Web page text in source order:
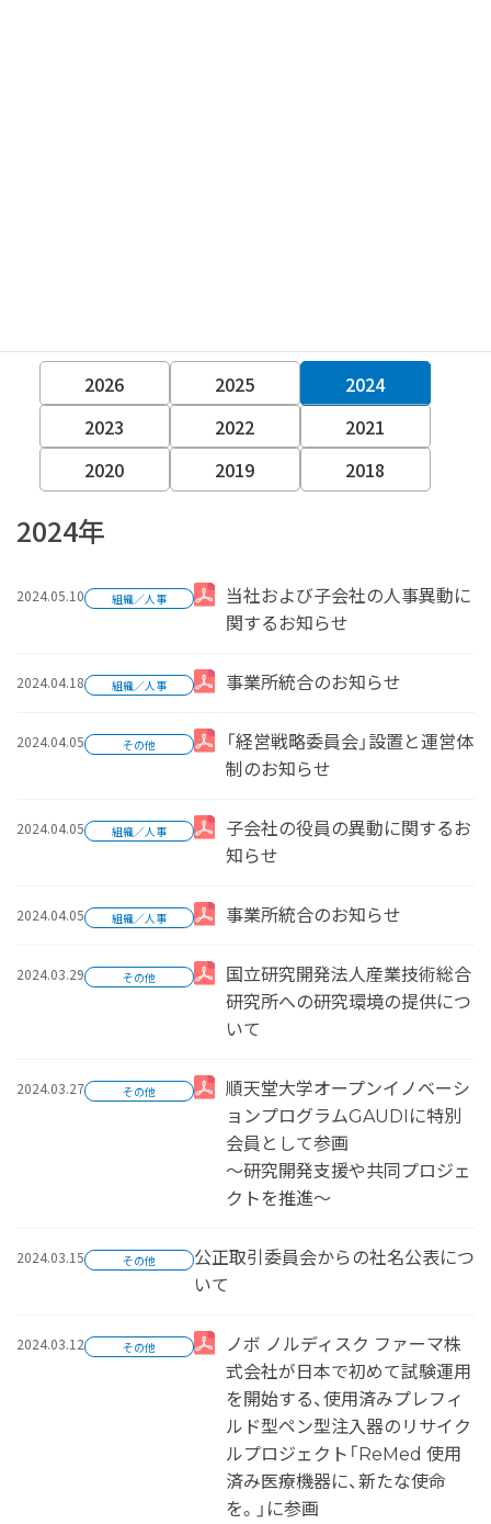
2026 2025
2024
2023
2022
2021
2020
2019 2018
2024年
2024.05.10 組織／人事
当社および子会社の人事異動に
関するお知らせ
2024.04.18 組織／人事 事業所統合のお知らせ
2024.04.05 その他
「経営戦略委員会」設置と運営体
制のお知らせ
2024.04.05 組織／人事
子会社の役員の異動に関するお
知らせ
2024.04.05 組織／人事 事業所統合のお知らせ
2024.03.29 その他
国立研究開発法人産業技術総合
研究所への研究環境の提供につ
いて
2024.03.27 その他
順天堂大学オープンイノベーシ
ョンプログラムGAUDIに特別
会員として参画
～研究開発支援や共同プロジェ
クトを推進～
2024.03.15 その他
公正取引委員会からの社名公表につ
いて
2024.03.12 その他
ノボ ノルディスク ファーマ株
式会社が日本で初めて試験運用
を開始する、使用済みプレフィ
ルド型ペン型注入器のリサイク
ルプロジェクト「ReMed 使用
済み医療機器に、新たな使命
を。」に参画